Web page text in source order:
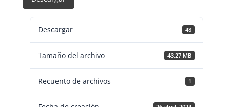
Descargar 48
Tamaño del archivo 43.27 MB
Recuento de archivos 1